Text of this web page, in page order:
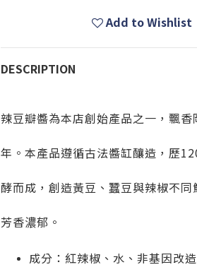
Add to Wishlist
DESCRIPTION
辣豆瓣醬為本店創始產品之一，飄香
年。本產品遵循古法醬缸釀造，歷
酵而成，創造黃豆、蠶豆與辣椒不
芳香濃郁。
成分：紅辣椒、水、非基因改